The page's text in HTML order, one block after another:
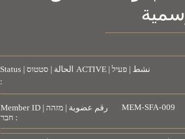
Status | الحالة | סטטוס
:
ACTIVE | نشط | פעיל
Member ID | رقم عضوية | מזהה
חבר :
MEM-SFA-009